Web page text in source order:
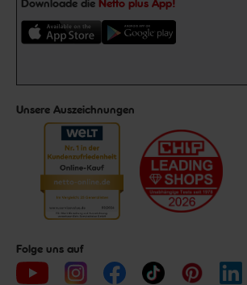
Downloade die Netto plus App!
Unsere Auszeichnungen
Folge uns auf